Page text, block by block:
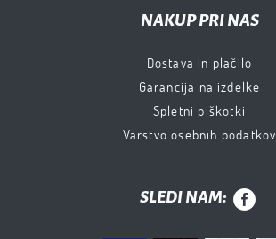
NAKUP PRI NAS
Dostava in plačilo
Garancija na izdelke
Spletni piškotki
Varstvo osebnih podatkov
SLEDI NAM: